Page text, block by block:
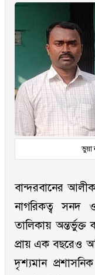
ভুয়া
বান্দরবানের
নাগরিকত্ব সনদ
তালিকায়
প্রায় এক বছরেও
দৃশ্যমান